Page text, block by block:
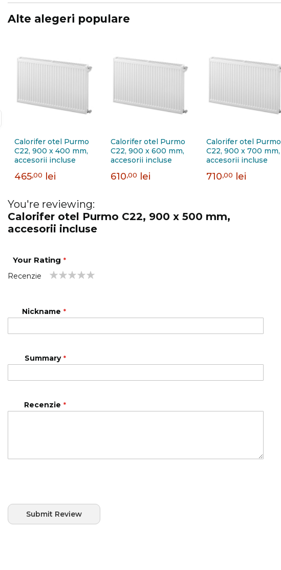
Alte alegeri populare
Calorifer otel Purmo
C22, 900 x 400 mm,
accesorii incluse
465,00 lei
Calorifer otel Purmo
C22, 900 x 600 mm,
accesorii incluse
610,00 lei
Calorifer otel Purmo
C22, 900 x 700 mm,
accesorii incluse
710,00 lei
You're reviewing:
Calorifer otel Purmo C22, 900 x 500 mm,
accesorii incluse
Your Rating
Recenzie
Nickname
Summary
Recenzie
Submit Review